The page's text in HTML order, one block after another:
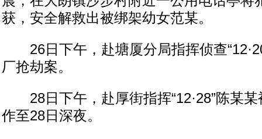
获，安全解救出被绑架幼女范某。
26日下午，赴塘厦分局指挥侦查
厂抢劫案。
28日下午，赴厚街指挥“12·28”陈某某
作至28日深夜。